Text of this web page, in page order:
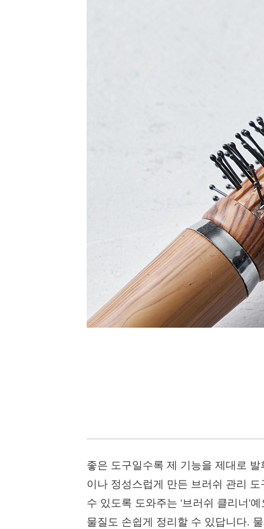
좋은 도구일수록 제 기능을 제대로
이나 정성스럽게 만든 브러쉬 관리
수 있도록 도와주는 '브러쉬 클리너'
물질도 손쉽게 정리할 수 있답니다.